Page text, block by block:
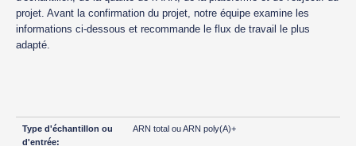
projet. Avant la confirmation du projet, notre équipe examine les
informations ci-dessous et recommande le flux de travail le plus
adapté.
ARN total ou ARN poly(A)+